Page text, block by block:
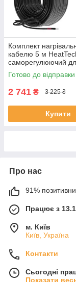
Комплект
кабелю 5 м
саморегулюючий
водостоку покрівлі
Готово до відправки
2 741 ₴ 3 225 ₴
Купити
Про нас
91%
Працює з
м. Київ
Київ, Україна
Контакти
Сьогодні
Показати